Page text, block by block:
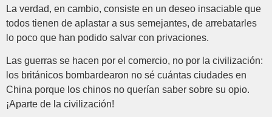
La verdad, en cambio, consiste en un deseo insaciable que
todos tienen de aplastar a sus semejantes, de arrebatarles
lo poco que han podido salvar con privaciones.
Las guerras se hacen por el comercio, no por la civilización:
los británicos bombardearon no sé cuántas ciudades en
China porque los chinos no querían saber sobre su opio.
¡Aparte de la civilización!